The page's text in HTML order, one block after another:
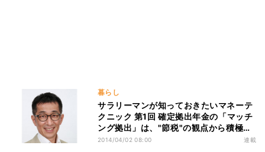
暮らし
サラリーマンが知っておきたいマネーテ
クニック 第1回 確定拠出年金の「マッチ
ング拠出」は、"節税"の観点から積極的
にやる!
2014/04/02 08:00 連載